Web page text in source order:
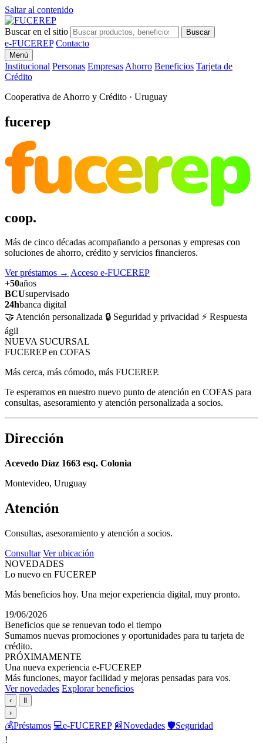
Saltar al contenido
Buscar en el sitio Buscar
e-FUCEREP Contacto
Menú
Institucional Personas Empresas Ahorro Beneficios Tarjeta de
Crédito
Cooperativa de Ahorro y Crédito · Uruguay
fucerep
fucerep
coop.
Más de cinco décadas acompañando a personas y empresas con
soluciones de ahorro, crédito y servicios financieros.
Ver préstamos → Acceso e-FUCEREP
+50años
BCUsupervisado
24hbanca digital
🤝 Atención personalizada 🔒 Seguridad y privacidad ⚡ Respuesta
ágil
NUEVA SUCURSAL
FUCEREP en COFAS
Más cerca, más cómodo, más FUCEREP.
Te esperamos en nuestro nuevo punto de atención en COFAS para
consultas, asesoramiento y atención personalizada a socios.
Dirección
Acevedo Díaz 1663 esq. Colonia
Montevideo, Uruguay
Atención
Consultas, asesoramiento y atención a socios.
Consultar Ver ubicación
NOVEDADES
Lo nuevo en FUCEREP
Más beneficios hoy. Una mejor experiencia digital, muy pronto.
19/06/2026
Beneficios que se renuevan todo el tiempo
Sumamos nuevas promociones y oportunidades para tu tarjeta de
crédito.
PRÓXIMAMENTE
Una nueva experiencia e-FUCEREP
Más funciones, mayor facilidad y mejoras pensadas para vos.
Ver novedades Explorar beneficios
‹
Ⅱ
›
💰Préstamos 💻e-FUCEREP 📰Novedades 🛡️Seguridad
!